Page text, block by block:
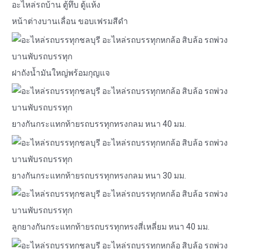
หน้าต่างบานเลื่อน ขอบเฟรมสีดำ
ฝาถังน้ำมันใหญ่พร้อมกุญแจ
ยางกันกระแทกท้ายรถบรรทุกทรงกลม หนา 40 มม.
ยางกันกระแทกท้ายรถบรรทุกทรงกลม หนา 30 มม.
ลูกยางกันกระแทกท้ายรถบรรทุกทรงสี่เหลี่ยม หนา 40 มม.